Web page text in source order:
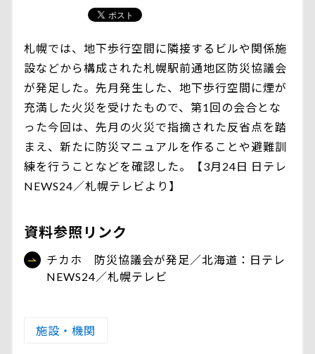
札幌では、地下歩行空間に隣接するビルや関係施
設などから構成された札幌駅前通地区防災協議会
が発足した。先月発生した、地下歩行空間に煙が
充満した火災を受けたもので、第1回の会合とな
った今回は、先月の火災で指摘された反省点を踏
まえ、新たに防災マニュアルを作ることや避難訓
練を行うことなどを確認した。【3月24日 日テレ
NEWS24／札幌テレビより】
資料参照リンク
チカホ 防災協議会が発足／北海道：日テレ
NEWS24／札幌テレビ
施設・機関